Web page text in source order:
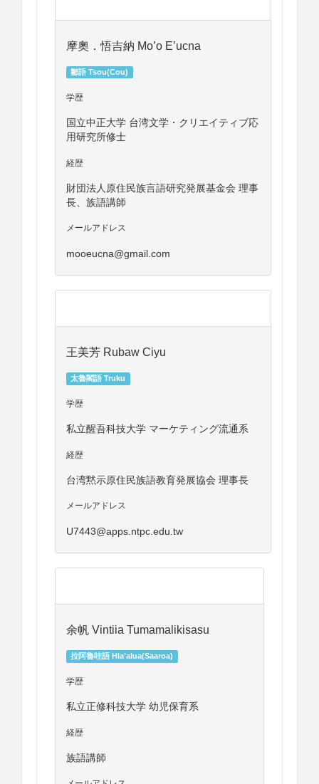
摩奧．悟吉納 Mo’o E’ucna
鄒語 Tsou(Cou)
学歴
国立中正大学 台湾文学・クリエイティブ応
用研究所修士
経歴
財団法人原住民族言語研究発展基金会 理事
長、族語講師
メールアドレス
mooeucna@gmail.com
王美芳 Rubaw Ciyu
太魯閣語 Truku
学歴
私立醒吾科技大学 マーケティング流通系
経歴
台湾黙示原住民族語教育発展協会 理事長
メールアドレス
U7443@apps.ntpc.edu.tw
余帆 Vintiia Tumamalikisasu
拉阿魯哇語 Hla’alua(Saaroa)
学歴
私立正修科技大学 幼児保育系
経歴
族語講師